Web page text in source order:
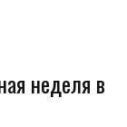
неделя в